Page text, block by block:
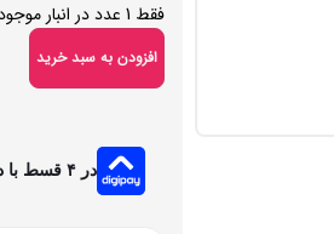
فقط 1 عدد در انبار موجود است
افزودن به سبد خرید
در ۴ قسط با دیجی‌پی